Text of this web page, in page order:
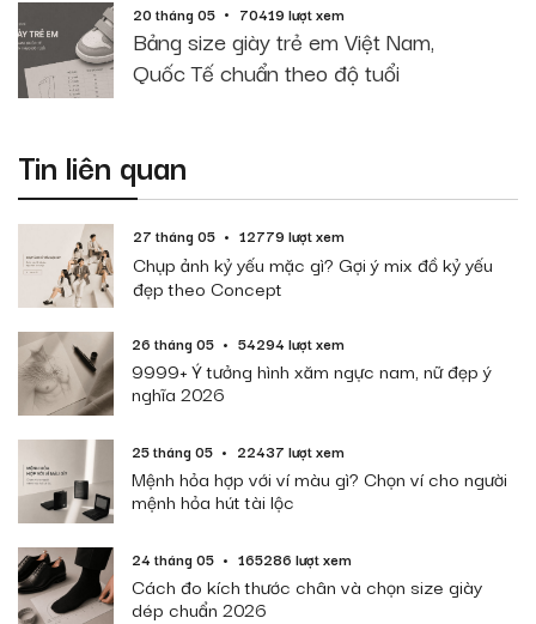
20 tháng 05 70419 lượt xem
Bảng size giày trẻ em Việt Nam,
Quốc Tế chuẩn theo độ tuổi
Tin liên quan
27 tháng 05 12779 lượt xem
Chụp ảnh kỷ yếu mặc gì? Gợi ý mix đồ kỷ yếu
đẹp theo Concept
26 tháng 05 54294 lượt xem
9999+ Ý tưởng hình xăm ngực nam, nữ đẹp ý
nghĩa 2026
25 tháng 05 22437 lượt xem
Mệnh hỏa hợp với ví màu gì? Chọn ví cho người
mệnh hỏa hút tài lộc
24 tháng 05 165286 lượt xem
Cách đo kích thước chân và chọn size giày
dép chuẩn 2026